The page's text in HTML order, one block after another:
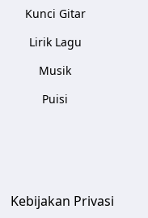
Kunci Gitar
Lirik Lagu
Musik
Puisi
Kebijakan Privasi